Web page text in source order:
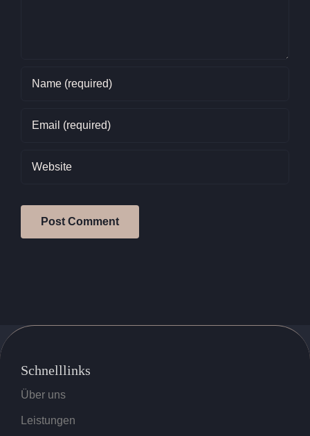
Schnelllinks
Über uns
Leistungen